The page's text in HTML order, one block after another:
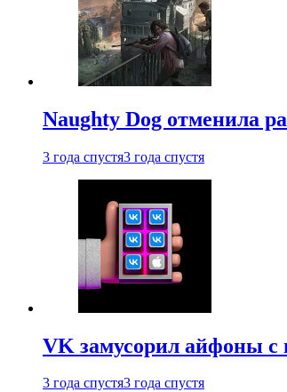
Naughty Dog отменила
3 года спустя3 года спустя
VK замусорил айфоны с
3 года спустя3 года спустя